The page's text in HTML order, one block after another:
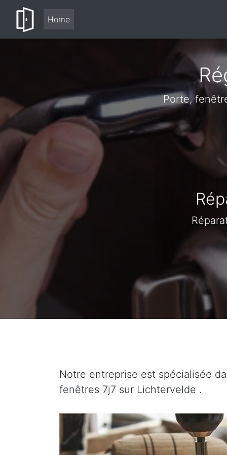
Home
Porte,
Notre entreprise est spécialisée
fenêtres 7j7 sur Lichtervelde .